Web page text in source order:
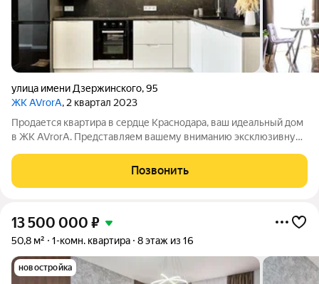
улица имени Дзержинского,95
ЖК AVrorA, 2 квартал 2023
Продается квартира в сердце Краснодара, ваш идеальный дом
в ЖК AVrorA. Представляем вашему вниманию эксклюзивную
престижном районе Краснодар. Это не просто квартира это
воплощение комфорта и стиля в
Позвонить
13 500 000 ₽
50,8 м² 1-комн. квартира 8 этаж из 16
новостройка